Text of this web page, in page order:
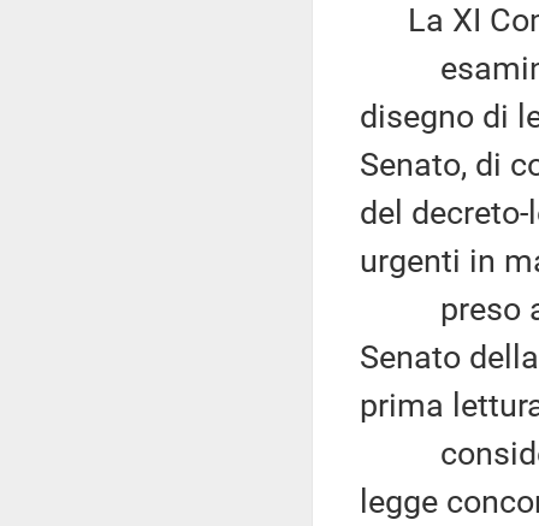
La XI
disegno di
Senato, di
del
urgenti in
preso
Senato
prima
legge